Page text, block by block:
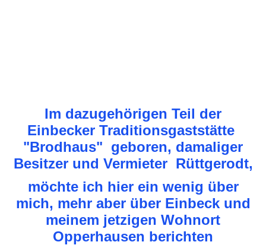
Im dazugehörigen Teil der
Einbecker Traditionsgaststätte
"Brodhaus" geboren, damaliger
Besitzer und Vermieter Rüttgerodt,
möchte ich hier ein wenig über
mich, mehr aber über Einbeck und
meinem jetzigen Wohnort
Opperhausen berichten